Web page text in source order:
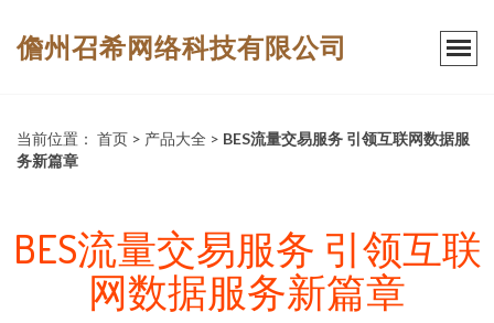
儋州召希网络科技有限公司
当前位置： 首页 > 产品大全 > BES流量交易服务 引领互联网数据服
务新篇章
BES流量交易服务 引领互联
网数据服务新篇章